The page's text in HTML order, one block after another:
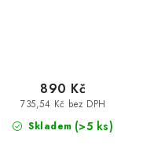
Skladem (>5 ks)
735,54 Kč bez DPH
890 Kč